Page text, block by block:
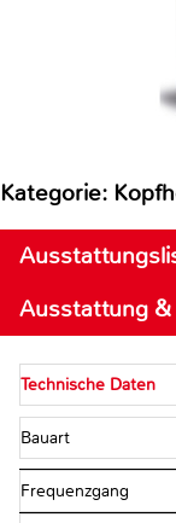
Kategorie:
Ausstattung
Technische Daten
Bauart
Frequenzgang